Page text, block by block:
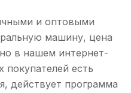
и оптовыми
машину, цена
в нашем интернет-
покупателей есть
действует программа